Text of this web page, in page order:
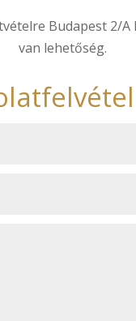
Budapest 2/
van lehetőség.